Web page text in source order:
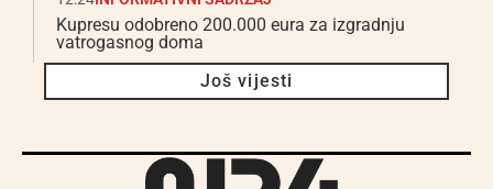
Kupresu odobreno 200.000 eura za izgradnju
vatrogasnog doma
Još vijesti